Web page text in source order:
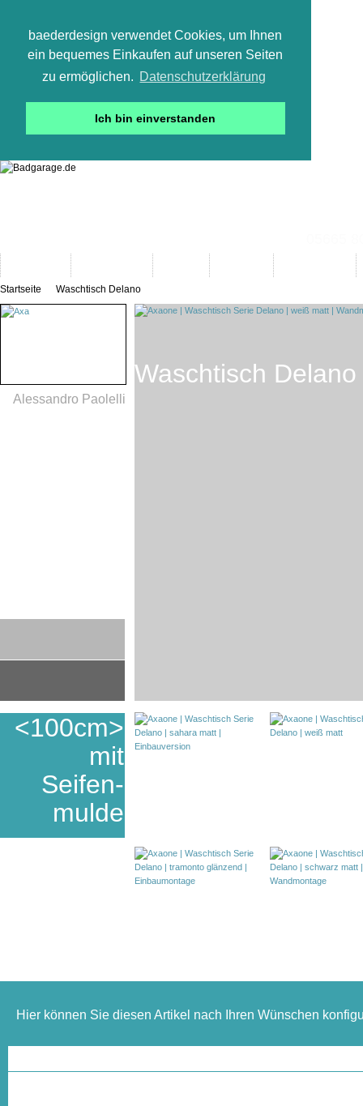
baederdesign verwendet Cookies, um Ihnen
ein bequemes Einkaufen auf unseren Seiten
zu ermöglichen. Datenschutzerklärung
Ich bin einverstanden
Startseite Waschtisch Delano
Alessandro Paolelli
<100cm>
mit
Seifen-
mulde
Waschtisch Delano
Hier können Sie diesen Artikel nach Ihren Wünschen